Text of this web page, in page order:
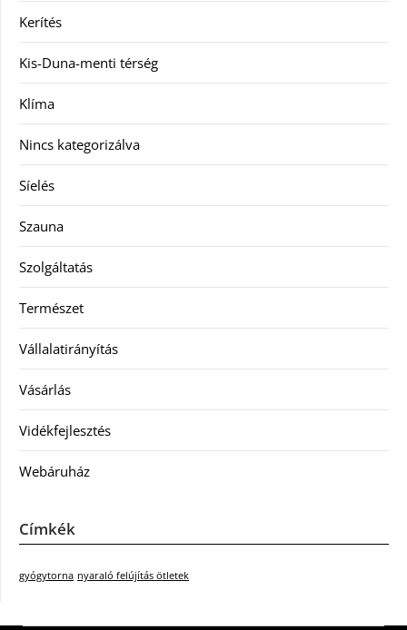
Kerítés
Kis-Duna-menti térség
Klíma
Nincs kategorizálva
Síelés
Szauna
Szolgáltatás
Természet
Vállalatirányítás
Vásárlás
Vidékfejlesztés
Webáruház
Címkék
gyógytorna nyaraló felújítás ötletek